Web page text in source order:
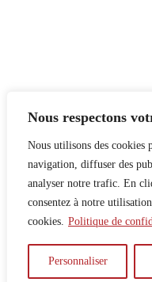
Nous respectons
Nous utilisons des cookies
navigation, diffuser des
analyser notre trafic. En
consentez à notre
cookies. Politique de
Personnaliser